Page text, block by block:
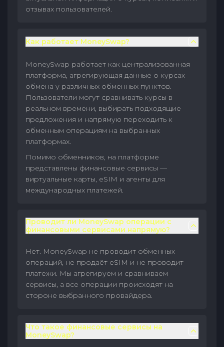
отзывах пользователей.
Как работает MoneySwap?
MoneySwap работает как централизованная
платформа, агрегирующая данные о курсах
обмена у различных обменных пунктов.
Пользователи могут сравнивать курсы в
реальном времени, выбирать подходящие
предложения и напрямую переходить к
обменным операциям на выбранных
платформах.
Помимо обменников, на платформе
представлены финансовые сервисы —
виртуальные карты, eSIM и агенты для
международных платежей.
Проводит ли MoneySwap операции с
финансовыми сервисами напрямую?
Нет. MoneySwap не проводит обменных
операций, не продаёт eSIM и не проводит
платежи. Мы агрегируем и сравниваем
сервисы, а все операции происходят на
стороне выбранного провайдера.
Что такое финансовые сервисы на
MoneySwap?